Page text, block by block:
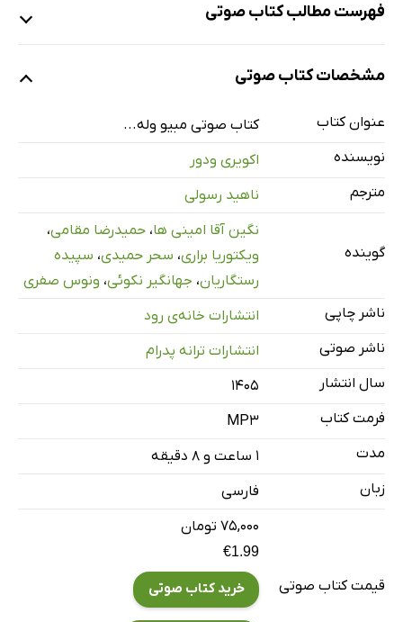
فهرست مطالب کتاب صوتی
نمونه
معرفی و پیشگفتار
قسمت اول
قسمت دوم
6 دقیقه نگاهی به داستان؛ سرکوب، سرخوردگی و احساس گناه
مشخصات کتاب صوتی
عنوان کتاب
کتاب صوتی مبیو وله...
نویسنده
اکویری ودور
مترجم
ناهید رسولی
گوینده
نگین آقا امینی ها، حمیدرضا مقامی،
ویکتوریا براری، سحر حمیدی، سپیده
رستگاریان، جهانگیر نکوئی، ونوس صفری
ناشر چاپی
انتشارات خانه‌ی رود
ناشر صوتی
انتشارات ترانه پدرام
سال انتشار
۱۴۰۵
فرمت کتاب
MP3
مدت
۱ ساعت و ۸ دقیقه
زبان
فارسی
قیمت کتاب صوتی
۷۵,۰۰۰ تومان
€1.99
خرید کتاب صوتی